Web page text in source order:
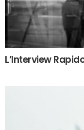
L’Interview